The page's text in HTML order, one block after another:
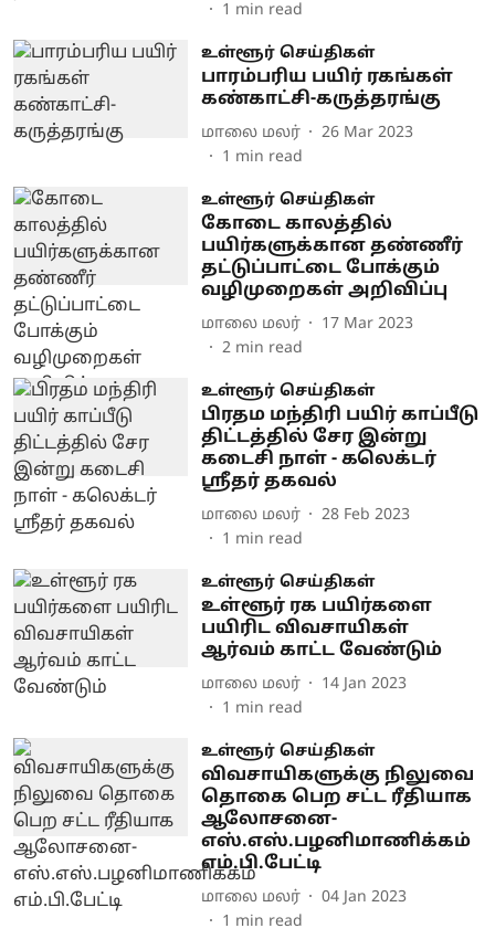
1 min read
உள்ளூர் செய்திகள்
பாரம்பரிய பயிர் ரகங்கள்
கண்காட்சி-கருத்தரங்கு
மாலை மலர்
26 Mar 2023
1 min read
உள்ளூர் செய்திகள்
கோடை காலத்தில்
பயிர்களுக்கான தண்ணீர்
தட்டுப்பாட்டை போக்கும்
வழிமுறைகள் அறிவிப்பு
மாலை மலர்
17 Mar 2023
2 min read
உள்ளூர் செய்திகள்
பிரதம மந்திரி பயிர் காப்பீடு
திட்டத்தில் சேர இன்று
கடைசி நாள் - கலெக்டர்
ஸ்ரீதர் தகவல்
மாலை மலர்
28 Feb 2023
1 min read
உள்ளூர் செய்திகள்
உள்ளூர் ரக பயிர்களை
பயிரிட விவசாயிகள்
ஆர்வம் காட்ட வேண்டும்
மாலை மலர்
14 Jan 2023
1 min read
உள்ளூர் செய்திகள்
விவசாயிகளுக்கு நிலுவை
தொகை பெற சட்ட ரீதியாக
ஆலோசனை-
எஸ்.எஸ்.பழனிமாணிக்கம்
எம்.பி.பேட்டி
மாலை மலர்
04 Jan 2023
1 min read